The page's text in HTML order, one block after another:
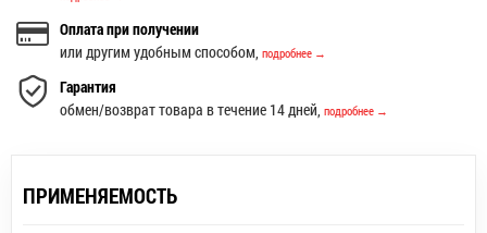
Оплата при получении
или другим удобным способом, подробнее →
Гарантия
обмен/возврат товара в течение 14 дней, подробнее →
ПРИМЕНЯЕМОСТЬ